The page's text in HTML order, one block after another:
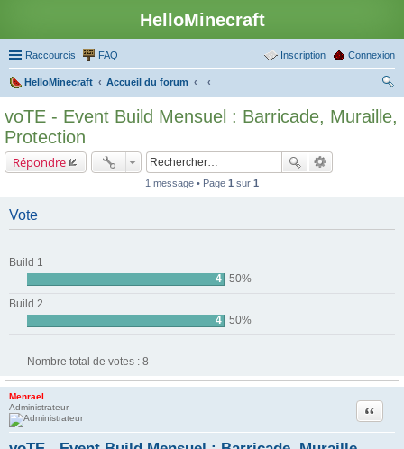
HelloMinecraft
Raccourcis FAQ Connexion
Inscription
HelloMinecraft
Accueil du forum
her
voTE - Event Build Mensuel : Barricade, Muraille,
Protection
Répondre
1 message • Page 1 sur 1
Vote
Build 1
4 50%
Build 2
4 50%
Nombre total de votes : 8
Menrael
Administrateur
Citation